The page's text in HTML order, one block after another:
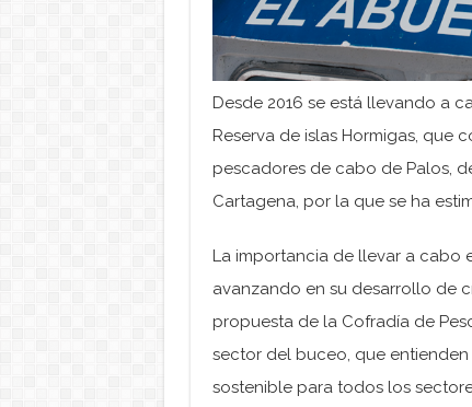
Desde 2016 se está llevando a
Reserva de islas Hormigas, que
pescadores de cabo de Palos,
Cartagena, por la que se ha
La importancia de llevar a cabo
avanzando en su desarrollo de
propuesta de la Cofradía de
sector del buceo, que
sostenible para todos los